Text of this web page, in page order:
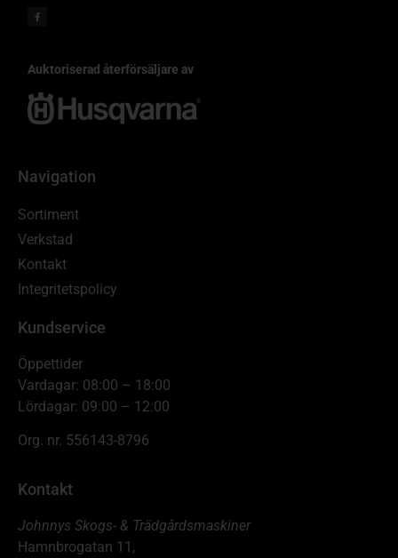
Auktoriserad återförsäljare av
Navigation
Sortiment
Verkstad
Kontakt
Integritetspolicy
Kundservice
Öppettider
Vardagar: 08:00 – 18:00
Lördagar: 09:00 – 12:00
Org. nr. 556143-8796
Kontakt
Johnnys Skogs- & Trädgårdsmaskiner
Hamnbrogatan 11,